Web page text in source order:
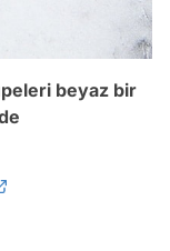
beyaz bir